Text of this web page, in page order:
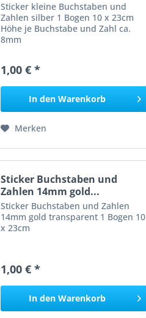
Sticker kleine Buchstaben und
Zahlen silber 1 Bogen 10 x 23cm
Höhe je Buchstabe und Zahl ca.
8mm
1,00 € *
In den Warenkorb
Merken
Sticker Buchstaben und
Zahlen 14mm gold...
Sticker Buchstaben und Zahlen
14mm gold transparent 1 Bogen 10
x 23cm
1,00 € *
In den Warenkorb